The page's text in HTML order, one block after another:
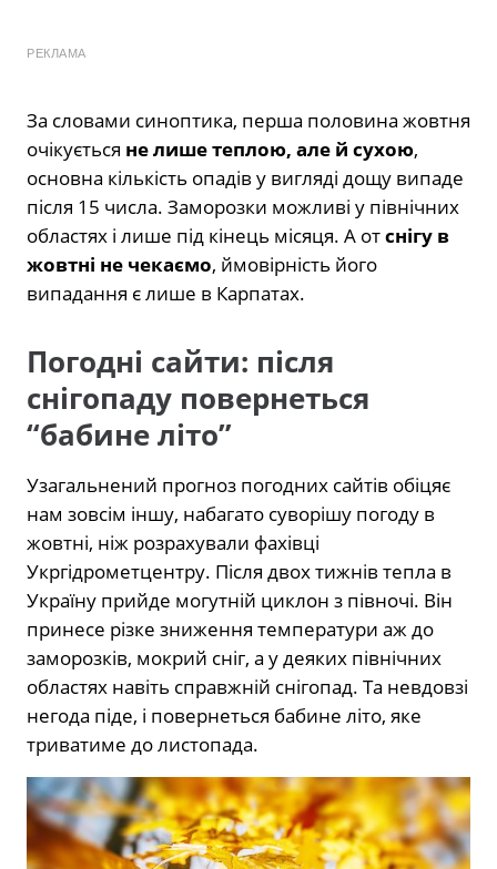
РЕКЛАМА
За словами синоптика, перша половина жовтня
очікується не лише теплою, але й сухою,
основна кількість опадів у вигляді дощу випаде
після 15 числа. Заморозки можливі у північних
областях і лише під кінець місяця. А отснігу в
жовтні не чекаємо, ймовірність його
випадання є лише в Карпатах.
Погодні сайти: після
снігопаду повернеться
“бабине літо”
Узагальнений прогноз погодних сайтів обіцяє
нам зовсім іншу, набагато суворішу погоду в
жовтні, ніж розрахували фахівці
Укргідрометцентру. Після двох тижнів тепла в
Україну прийде могутній циклон з півночі. Він
принесе різке зниження температури аж до
заморозків, мокрий сніг, а у деяких північних
областях навіть справжній снігопад. Та невдовзі
негода піде, і повернеться бабине літо, яке
триватиме до листопада.